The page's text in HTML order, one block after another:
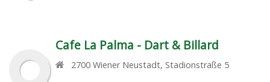
Cafe La Palma - Dart & Billard
2700 Wiener Neustadt, Stadionstraße 5